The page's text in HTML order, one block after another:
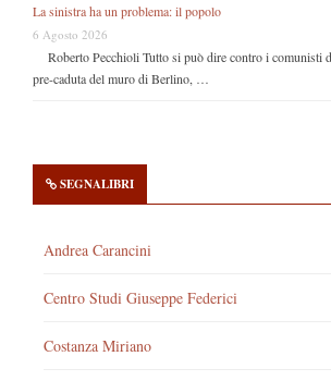
La sinistra ha un problema: il popolo
6 Agosto 2026
Roberto Pecchioli Tutto si può dire contro i comunisti
pre-caduta del muro di Berlino, …
SEGNALIBRI
Andrea Carancini
Centro Studi Giuseppe Federici
Costanza Miriano